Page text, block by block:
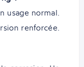
usage normal.
renforcée.